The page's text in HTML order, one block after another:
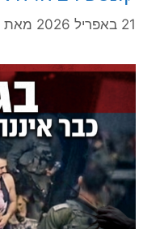
21 באפריל 2026 מאת